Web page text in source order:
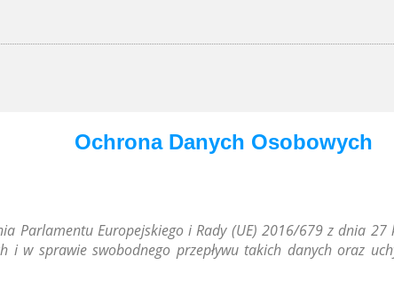
Ochrona Danych Osobowych
Parlamentu Europejskiego i Rady (UE) 2016/679 z dnia
i w sprawie swobodnego przepływu takich danych oraz